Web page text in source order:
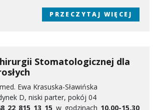
PRZECZYTAJ WIĘCEJ
Stomatologicznej dla
Ewa Krasuska-Sławińska
D, niski parter, pokój 04
22 815 13 15 w godzinach 10.00-15.30